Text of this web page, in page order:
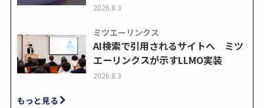
2026.8.3
ミツエーリンクス
AI検索で引用されるサイトへ ミツ
エーリンクスが示すLLMO実装
2026.8.3
もっと見る